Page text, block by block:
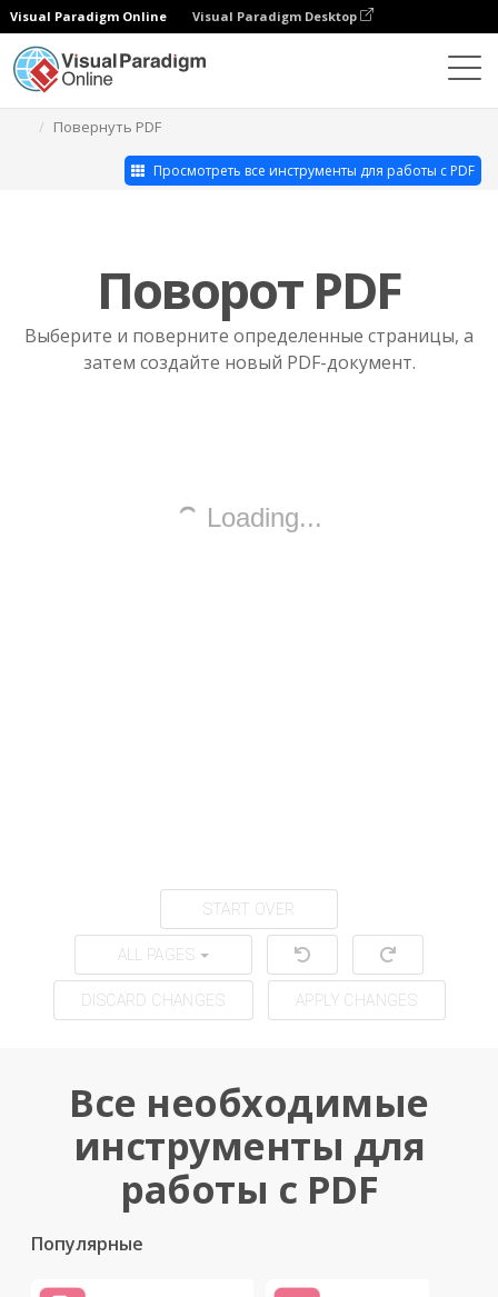
Visual Paradigm Online Visual Paradigm Desktop
Повернуть PDF
Просмотреть все инструменты для работы с PDF
Поворот PDF
Выберите и поверните определенные страницы, а
затем создайте новый PDF-документ.
START OVER
ALL PAGES
DISCARD CHANGES APPLY CHANGES
Все необходимые
инструменты для
работы с PDF
Популярные